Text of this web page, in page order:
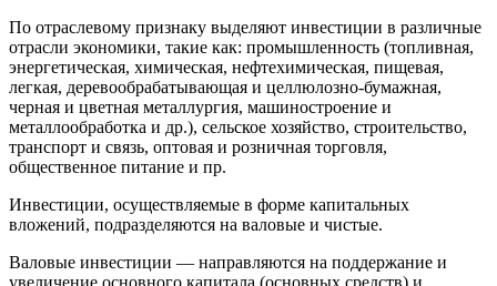
По отраслевому признаку выделяют инвестиции в различные
отрасли экономики, такие как: промышленность (топливная,
энергетическая, химическая, нефтехимическая, пищевая,
легкая, деревообрабатывающая и целлюлозно-бумажная,
черная и цветная металлургия, машиностроение и
металлообработка и др.), сельское хозяйство, строительство,
транспорт и связь, оптовая и розничная торговля,
общественное питание и пр.
Инвестиции, осуществляемые в форме капитальных
вложений, подразделяются на валовые и чистые.
Валовые инвестиции — направляются на поддержание и
увеличение основного капитала (основных средств) и